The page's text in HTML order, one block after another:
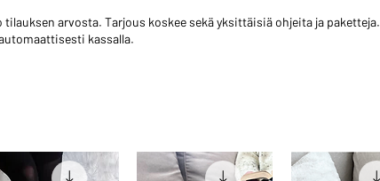
arvosta. Tarjous koskee sekä yksittäisiä ohjeita ja paketteja.
kassalla.